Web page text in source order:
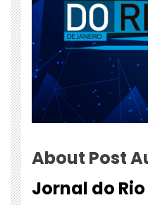
About Post
Jornal do